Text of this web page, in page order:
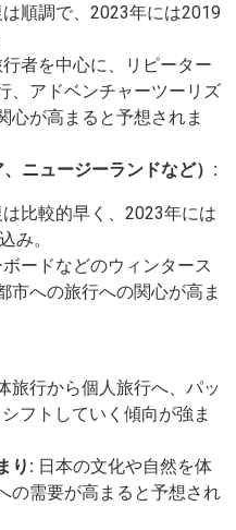
順調で、2023年には2019
者を中心に、リピーター
、アドベンチャーツーリズ
心が高まると予想されま
ニュージーランドなど）:
比較的早く、2023年には
み。
ードなどのウィンタース
市への旅行への関心が高ま
旅行から個人旅行へ、パッ
フトしていく傾向が強ま
り: 日本の文化や自然を体
の需要が高まると予想され